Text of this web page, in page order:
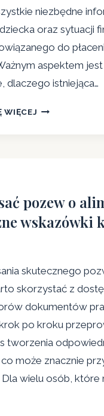
niezbędne
oraz sytuacji
do
aspektem jest
dlaczego istniejąca…
WIĘCEJ JAK
ALIMENTÓW
–
KLUCZOWE
WSKAZÓWKI.
pozew o
wskazówki
skutecznego
skorzystać z
dokumentów
po kroku
tworzenia
może znacznie
Dla wielu osób, które